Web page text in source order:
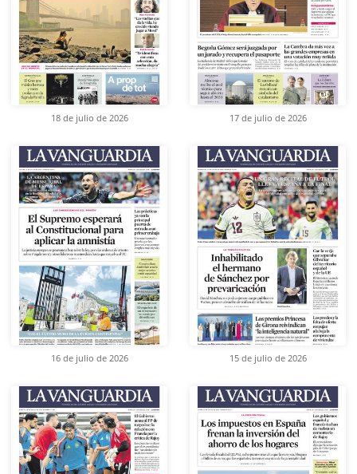
18 de julio de 2026 17 de julio de 2026
16 de julio de 2026 15 de julio de 2026